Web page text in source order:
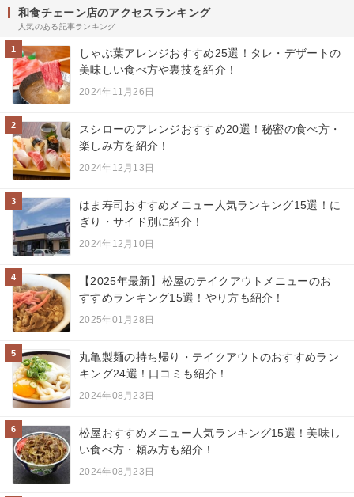
和食チェーン店のアクセスランキング
人気のある記事ランキング
1
しゃぶ葉アレンジおすすめ25選！タレ・デザートの
美味しい食べ方や裏技を紹介！
2024年11月26日
2
スシローのアレンジおすすめ20選！秘密の食べ方・
楽しみ方を紹介！
2024年12月13日
3
はま寿司おすすめメニュー人気ランキング15選！に
ぎり・サイド別に紹介！
2024年12月10日
4
【2025年最新】松屋のテイクアウトメニューのお
すすめランキング15選！やり方も紹介！
2025年01月28日
5
丸亀製麺の持ち帰り・テイクアウトのおすすめラン
キング24選！口コミも紹介！
2024年08月23日
6
松屋おすすめメニュー人気ランキング15選！美味し
い食べ方・頼み方も紹介！
2024年08月23日